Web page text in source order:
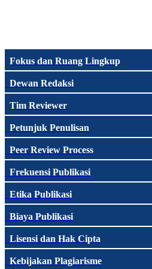
Fokus dan Ruang Lingkup
Dewan Redaksi
Tim Reviewer
Petunjuk Penulisan
Peer Review Process
Frekuensi Publikasi
Etika Publikasi
Biaya Publikasi
Lisensi dan Hak Cipta
Kebijakan Plagiarisme